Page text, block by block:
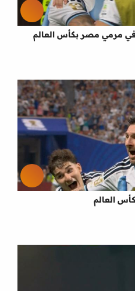
في مرمي مصر بكأس العالم
العالم